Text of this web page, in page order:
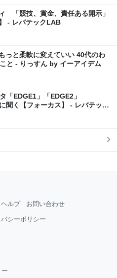
「競技、賞金、責任ある開示」
- レバテックLAB
っと柔軟に変えていい 40代のわ
と - りっすん by イーアイデム
「EDGE1」「EDGE2」
聞く【フォーカス】 - レバテック
ヘルプ お問い合わせ
シーポリシー